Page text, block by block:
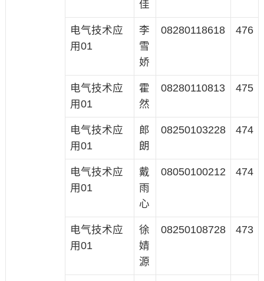
佳
电气技术应
用01
李
雪
娇
08280118618 476
电气技术应
用01
霍
然
08280110813 475
电气技术应
用01
郎
朗
08250103228 474
电气技术应
用01
戴
雨
心
08050100212 474
电气技术应
用01
徐
婧
源
08250108728 473